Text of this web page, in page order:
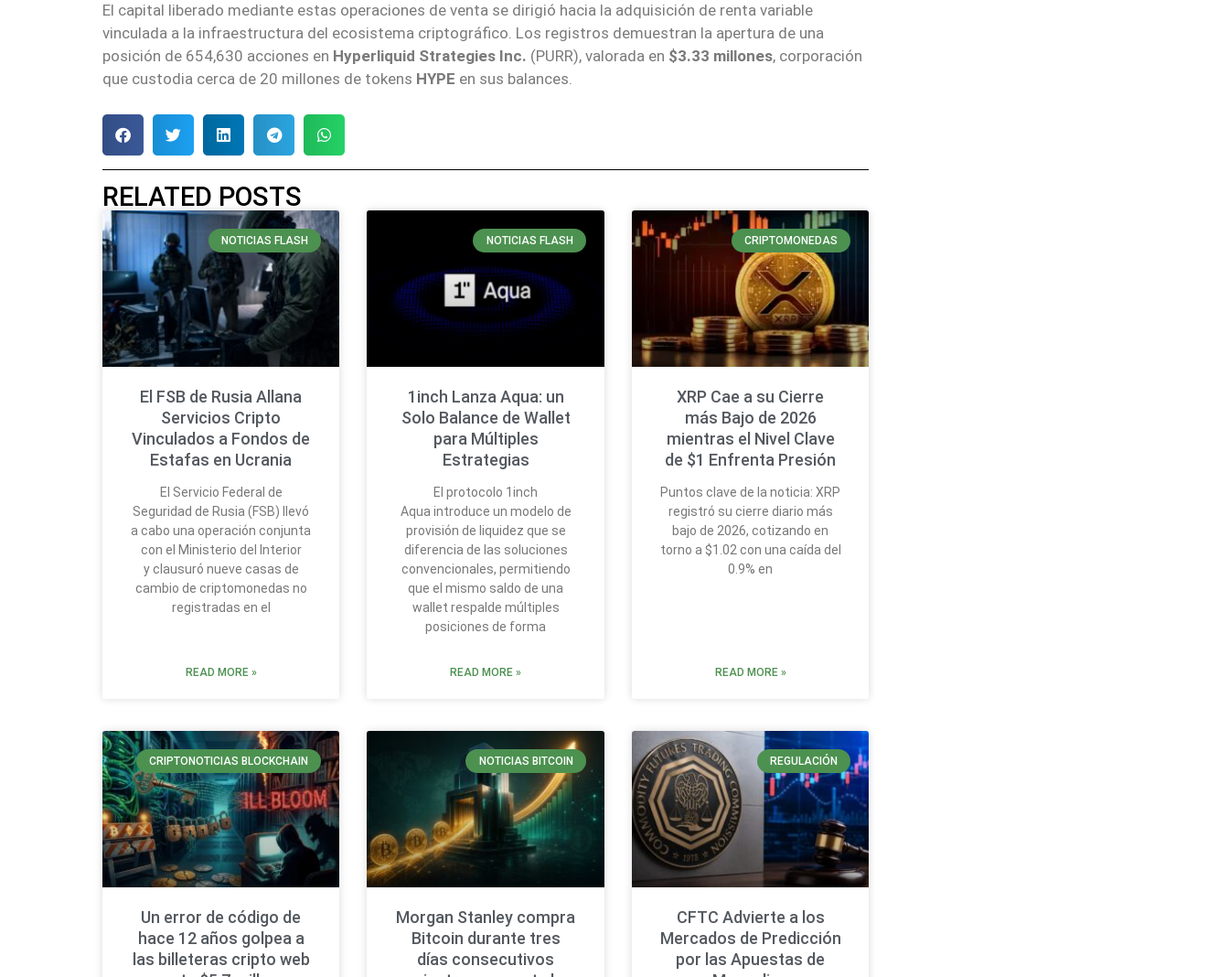
El capital liberado mediante estas operaciones de venta se dirigió hacia la adquisición de renta variable
vinculada a la infraestructura del ecosistema criptográfico. Los registros demuestran la apertura de una
posición de 654,630 acciones en Hyperliquid Strategies Inc. (PURR), valorada en $3.33 millones, corporación
que custodia cerca de 20 millones de tokens HYPE en sus balances.
RELATED POSTS
NOTICIAS FLASH
El FSB de Rusia Allana
Servicios Cripto
Vinculados a Fondos de
Estafas en Ucrania
El Servicio Federal de
Seguridad de Rusia (FSB) llevó
a cabo una operación conjunta
con el Ministerio del Interior
y clausuró nueve casas de
cambio de criptomonedas no
registradas en el
READ MORE »
NOTICIAS FLASH
1inch Lanza Aqua: un
Solo Balance de Wallet
para Múltiples
Estrategias
El protocolo 1inch
Aqua introduce un modelo de
provisión de liquidez que se
diferencia de las soluciones
convencionales, permitiendo
que el mismo saldo de una
wallet respalde múltiples
posiciones de forma
READ MORE »
CRIPTOMONEDAS
XRP Cae a su Cierre
más Bajo de 2026
mientras el Nivel Clave
de $1 Enfrenta Presión
Puntos clave de la noticia: XRP
registró su cierre diario más
bajo de 2026, cotizando en
torno a $1.02 con una caída del
0.9% en
READ MORE »
CRIPTONOTICIAS BLOCKCHAIN
Un error de código de
hace 12 años golpea a
las billeteras cripto web
NOTICIAS BITCOIN
Morgan Stanley compra
Bitcoin durante tres
días consecutivos
REGULACIÓN
CFTC Advierte a los
Mercados de Predicción
por las Apuestas de